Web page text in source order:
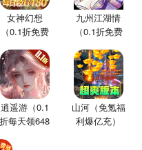
女神幻想
（0.1折免费
九州江湖情
（0.1折免费
逍遥游（0.1
折每天领648
山河（免氪福
利爆亿充）